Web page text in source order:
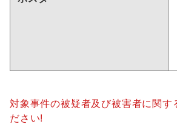
対象事件の被疑者及び被害者に関す
ださい!